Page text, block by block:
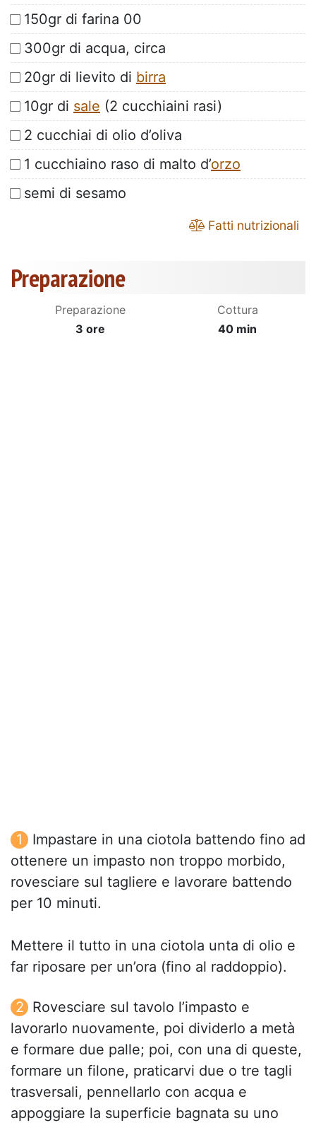
150gr di farina 00
300gr di acqua, circa
20gr di lievito di birra
10gr di sale (2 cucchiaini rasi)
2 cucchiai di olio d’oliva
1 cucchiaino raso di malto d’orzo
semi di sesamo
Fatti nutrizionali
Preparazione
Preparazione
3 ore
Cottura
40 min
Impastare in una ciotola battendo fino ad
ottenere un impasto non troppo morbido,
rovesciare sul tagliere e lavorare battendo
per 10 minuti.
Mettere il tutto in una ciotola unta di olio e
far riposare per un’ora (fino al raddoppio).
Rovesciare sul tavolo l’impasto e
lavorarlo nuovamente, poi dividerlo a metà
e formare due palle; poi, con una di queste,
formare un filone, praticarvi due o tre tagli
trasversali, pennellarlo con acqua e
appoggiare la superficie bagnata su uno